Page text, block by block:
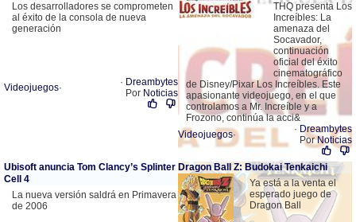
Los desarrolladores se comprometen
al éxito de la consola de nueva
generación
Videojuegos· · Dreambytes
Por Noticias
THQ presenta Los
Increíbles: La
amenaza del
Socavador,
continuación
oficial del éxito
cinematográfico
de Disney/Pixar Los Increíbles. Este
apasionante videojuego, en el que
controlamos a Mr. Increíble y a
Frozono, continúa la acci&
Videojuegos· · Dreambytes
PorNoticias
Ubisoft anuncia Tom Clancy’s Splinter
Cell 4
La nueva versión saldrá en Primavera
de 2006
Dragon Ball Z: Budokai Tenkaichi
Ya está a la venta el
esperado juego de
Dragon Ball